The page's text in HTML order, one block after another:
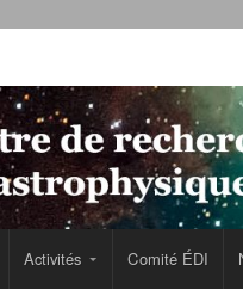
Activités Comité ÉDI